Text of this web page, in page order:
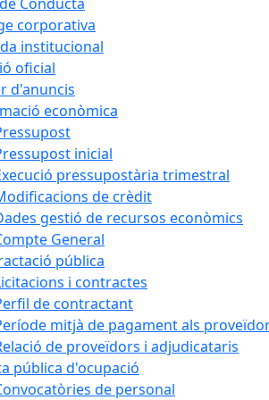
corporativa
institucional
oficial
d'anuncis
econòmica
inicial
pressupostària trimestral
de crèdit
gestió de recursos econòmics
General
pública
i contractes
de contractant
mitjà de pagament als
de proveïdors i adjudicataris
pública d'ocupació
de personal